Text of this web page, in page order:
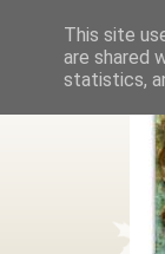
This site
are shared
statistics,